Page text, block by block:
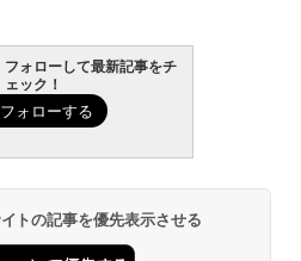
Kindle - 目に優しい、かさばら
大きな画面で読みやすい、6週間持
テリー、6インチディスプレイ電子
ォローして最新記事をチ
ェック！
トの記事を優先表示させる